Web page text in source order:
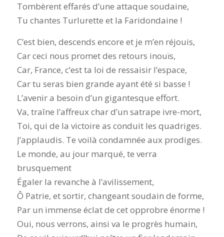
Tombèrent effarés d’une attaque soudaine,
Tu chantes Turlurette et la Faridondaine !
C’est bien, descends encore et je m’en réjouis,
Car ceci nous promet des retours inouïs,
Car, France, c’est ta loi de ressaisir l’espace,
Car tu seras bien grande ayant été si basse !
L’avenir a besoin d’un gigantesque effort.
Va, traîne l’affreux char d’un satrape ivre-mort,
Toi, qui de la victoire as conduit les quadriges.
J’applaudis. Te voilà condamnée aux prodiges.
Le monde, au jour marqué, te verra
brusquement
Égaler la revanche à l’avilissement,
Ô Patrie, et sortir, changeant soudain de forme,
Par un immense éclat de cet opprobre énorme !
Oui, nous verrons, ainsi va le progrès humain,